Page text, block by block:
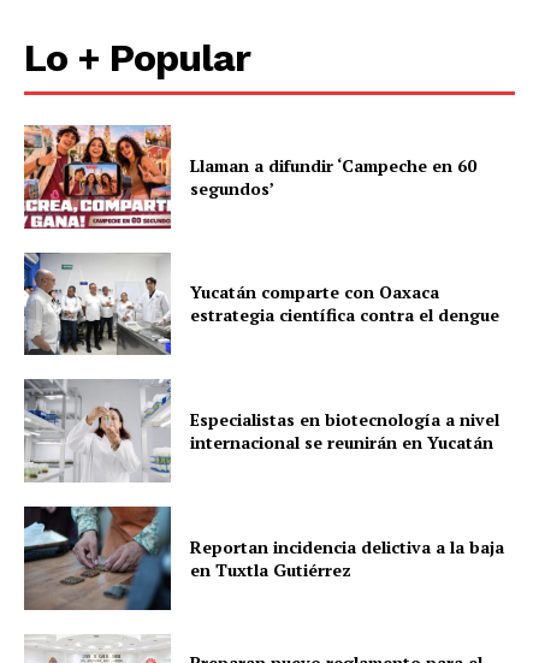
Lo + Popular
Llaman a difundir ‘Campeche en 60
segundos’
Yucatán comparte con Oaxaca
estrategia científica contra el dengue
Especialistas en biotecnología a nivel
internacional se reunirán en Yucatán
Reportan incidencia delictiva a la baja
en Tuxtla Gutiérrez